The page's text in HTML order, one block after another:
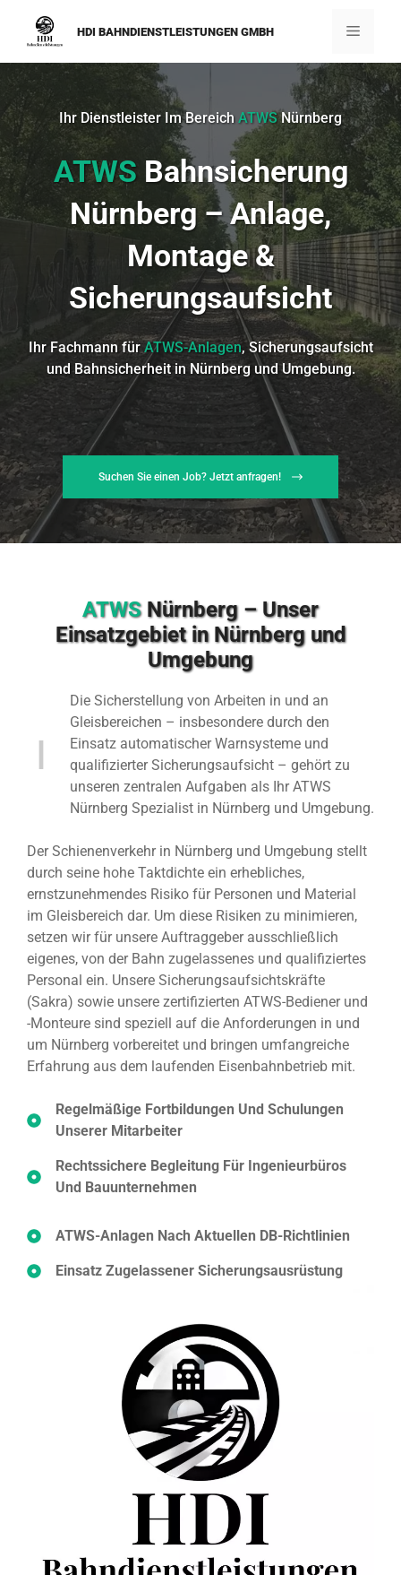
springen
HDI BAHNDIENSTLEISTUNGEN GMBH Menü
Ihr Dienstleister Im Bereich ATWSNürnberg
ATWS Bahnsicherung
Nürnberg – Anlage,
Montage &
Sicherungsaufsicht
Ihr Fachmann fürATWS-Anlagen, Sicherungsaufsicht
und Bahnsicherheit in Nürnberg und Umgebung.
Suchen Sie einen Job? Jetzt anfragen!
ATWSNürnberg – Unser
Einsatzgebiet in Nürnberg und
Umgebung
Die Sicherstellung von Arbeiten in und an
Gleisbereichen – insbesondere durch den
Einsatz automatischer Warnsysteme und
qualifizierter Sicherungsaufsicht – gehört zu
unseren zentralen Aufgaben als Ihr ATWS
Nürnberg Spezialist in Nürnberg und Umgebung.
Der Schienenverkehr in Nürnberg und Umgebung stellt
durch seine hohe Taktdichte ein erhebliches,
ernstzunehmendes Risiko für Personen und Material
im Gleisbereich dar. Um diese Risiken zu minimieren,
setzen wir für unsere Auftraggeber ausschließlich
eigenes, von der Bahn zugelassenes und qualifiziertes
Personal ein. Unsere Sicherungsaufsichtskräfte
(Sakra) sowie unsere zertifizierten ATWS-Bediener und
-Monteure sind speziell auf die Anforderungen in und
um Nürnberg vorbereitet und bringen umfangreiche
Erfahrung aus dem laufenden Eisenbahnbetrieb mit.
Regelmäßige Fortbildungen Und Schulungen
Unserer Mitarbeiter
Rechtssichere Begleitung Für Ingenieurbüros
Und Bauunternehmen
ATWS-Anlagen Nach Aktuellen DB-Richtlinien
Einsatz Zugelassener Sicherungsausrüstung